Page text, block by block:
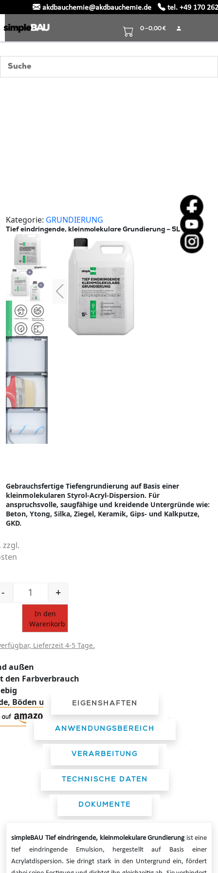
Skip
to
akdbauchemie@akdbauchemie.de tel. +49 170
0 –0,00€
Tief eindringende, kleinmolekulare Grundierung – 5L
Kategorie: GRUNDIERUNG
Gebrauchsfertige Tiefengrundierung auf Basis einer
kleinmolekularen Styrol-Acryl-Dispersion. Für
anspruchsvolle, saugfähige und kreidende Untergründe wie:
Beton, Ytong, Silka, Ziegel, Keramik, Gips- und Kalkputze,
GKD.
zzgl.
Tief eindringende, kleinmolekulare Grundierung -
- +
In den
Warenkorb
Lieferzeit 4-5 Tage.
außen
den Farbverbrauch
Böden und DeckenEIGENSHAFTEN
ANWENDUNGSBEREICH
VERARBEITUNG
TECHNISCHE DATEN
DOKUMENTE
simpleBAU Tief eindringende, kleinmolekulare Grundierung ist eine
tief eindringende Emulsion, hergestellt auf Basis einer
Acrylatdispersion. Sie dringt stark in den Untergrund ein, fördert